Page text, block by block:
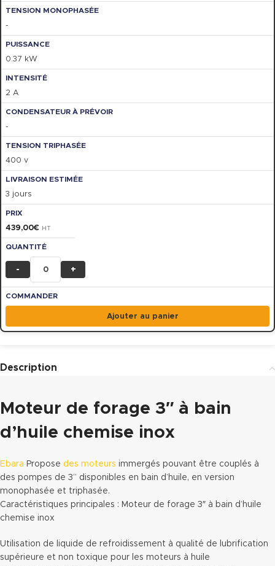
-
0.37 kW
2 A
-
400 v
3 jours
439,00€ HT
- +
Ajouter au panier
Description
Moteur de forage 3″ à bain
d’huile chemise inox
Ebara Propose des moteurs immergés pouvant être couplés à
des pompes de 3” disponibles en bain d’huile, en version
monophasée et triphasée.
Caractéristiques principales : Moteur de forage 3″ à bain d’huile
chemise inox
Utilisation de liquide de refroidissement à qualité de lubrification
supérieure et non toxique pour les moteurs à huile